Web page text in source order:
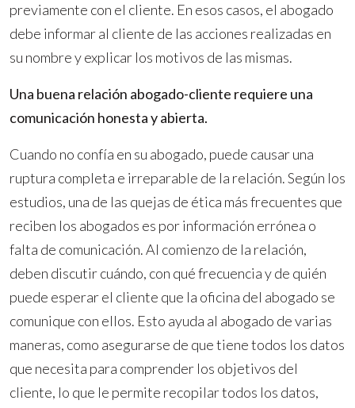
previamente con el cliente. En esos casos, el abogado
debe informar al cliente de las acciones realizadas en
su nombre y explicar los motivos de las mismas.
Una buena relación abogado-cliente requiere una
comunicación honesta y abierta.
Cuando no confía en su abogado, puede causar una
ruptura completa e irreparable de la relación. Según los
estudios, una de las quejas de ética más frecuentes que
reciben los abogados es por información errónea o
falta de comunicación. Al comienzo de la relación,
deben discutir cuándo, con qué frecuencia y de quién
puede esperar el cliente que la oficina del abogado se
comunique con ellos. Esto ayuda al abogado de varias
maneras, como asegurarse de que tiene todos los datos
que necesita para comprender los objetivos del
cliente, lo que le permite recopilar todos los datos,